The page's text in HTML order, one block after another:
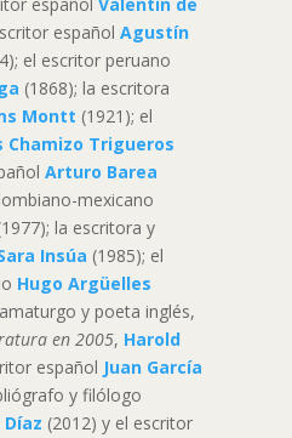
español Valentín de
español Agustín
el escritor peruano
(1868); la escritora
Montt (1921); el
Chamizo Trigueros
Arturo Barea
mexicano
la escritora y
Insúa (1985); el
Hugo Argüelles
y poeta inglés,
en 2005, Harold
español Juan García
y filólogo
Díaz (2012) y el escritor